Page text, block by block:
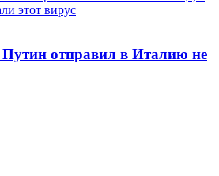
отправил в Италию не